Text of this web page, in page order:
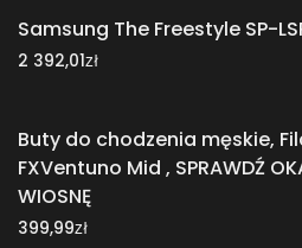
Samsung The Freestyle SP-
2 392,01zł
Buty do chodzenia męskie,
FXVentuno Mid , SPRAWDŹ
WIOSNĘ
399,99zł